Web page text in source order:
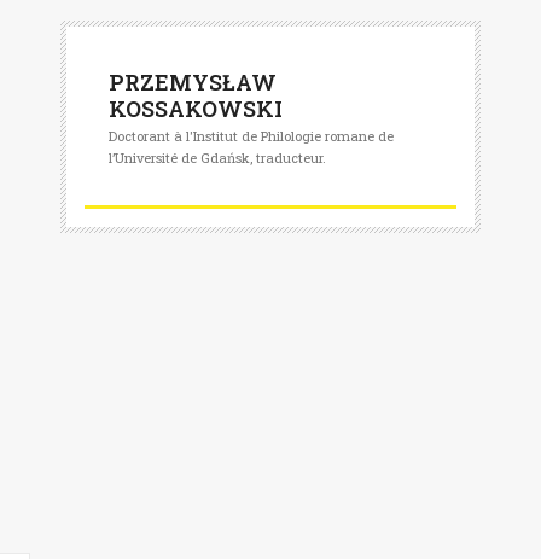
PRZEMYSŁAW
KOSSAKOWSKI
Doctorant à l'Institut de Philologie romane de
l’Université de Gdańsk, traducteur.